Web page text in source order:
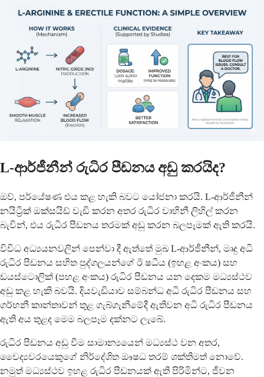
L-ආර්ජීනීන් රුධිර පීඩනය අඩු කරයිද?
ඔව්, පර්යේෂණ එය කළ හැකි බවට යෝජනා කරයි. L-ආර්ජීනීන්
නයිට්‍රික් ඔක්සයිඩ් වැඩි කරන අතර රුධිර වාහිනී ලිහිල් කරන
බැවින්, එය රුධිර පීඩනය තරමක් අඩු කරන බලපෑමක් ඇති කරයි.
විවිධ අධ්‍යයනවලින් පෙන්වා දී ඇත්තේ මුඛ L-ආර්ජීනීන්, මෘදු අධි
රුධිර පීඩනය සහිත පුද්ගලයන්ගේ ඊ ෂධීය (ඉහළ අංකය) සහ
ඩයස්ටොලික් (පහළ අංකය) රුධිර පීඩනය යන දෙකම මධ්‍යස්ථව
අඩු කළ හැකි බවයි. දියවැඩියාව සම්බන්ධ අධි රුධිර පීඩනය සහ
ගර්භනී කාන්තාවන් තුළ ගැබ්ගැනීමේදී ඇතිවන අධි රුධිර පීඩනය
ඇති අය තුළද මෙම බලපෑම දක්නට ලැබේ.
රුධිර පීඩනය අඩු වීම සාමාන්‍යයෙන් මධ්‍යස්ථ වන අතර,
වෛද්‍යවරයෙකුගේ නිර්දේශිත ඖෂධ තරම් ශක්තිමත් නොවේ.
නමුත් මධ්‍යස්ථව ඉහළ රුධිර පීඩනයක් ඇති පිරිමින්ට, ජීවන